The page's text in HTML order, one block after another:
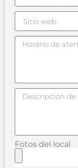
Fotos del local